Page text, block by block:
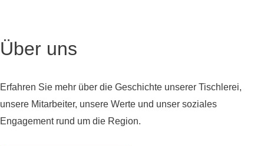
Über uns
Erfahren Sie mehr über die Geschichte unserer Tischlerei,
unsere Mitarbeiter, unsere Werte und unser soziales
Engagement rund um die Region.